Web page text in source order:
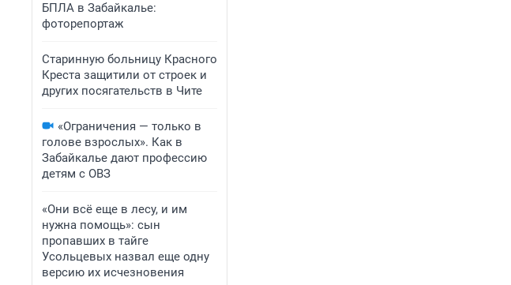
БПЛА в Забайкалье:
фоторепортаж
Старинную больницу Красного
Креста защитили от строек и
других посягательств в Чите
«Ограничения — только в
голове взрослых». Как в
Забайкалье дают профессию
детям с ОВЗ
«Они всё еще в лесу, и им
нужна помощь»: сын
пропавших в тайге
Усольцевых назвал еще одну
версию их исчезновения